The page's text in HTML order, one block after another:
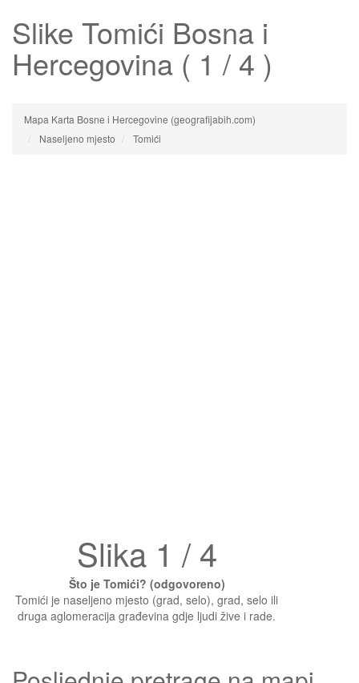
Slike Tomići Bosna i
Hercegovina ( 1 / 4 )
Mapa Karta Bosne i Hercegovine (geografijabih.com)
Naseljeno mjesto
Tomići
Slika 1 / 4
Što je Tomići? (odgovoreno)
Tomići je naseljeno mjesto (grad, selo), grad, selo ili
druga aglomeracija građevina gdje ljudi žive i rade.